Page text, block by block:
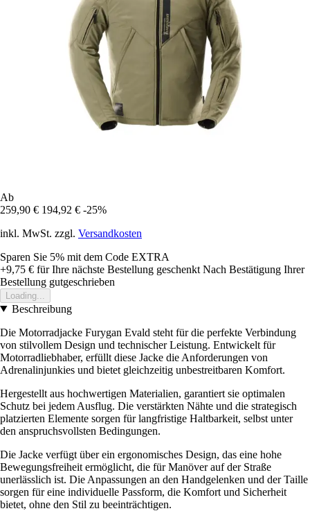
Ab
259,90 € 194,92 € -25%
inkl. MwSt. zzgl. Versandkosten
Sparen Sie 5% mit dem Code EXTRA
+9,75 € für Ihre nächste Bestellung geschenkt Nach Bestätigung Ihrer
Bestellung gutgeschrieben
Loading...
Beschreibung
Die Motorradjacke Furygan Evald steht für die perfekte Verbindung
von stilvollem Design und technischer Leistung. Entwickelt für
Motorradliebhaber, erfüllt diese Jacke die Anforderungen von
Adrenalinjunkies und bietet gleichzeitig unbestreitbaren Komfort.
Hergestellt aus hochwertigen Materialien, garantiert sie optimalen
Schutz bei jedem Ausflug. Die verstärkten Nähte und die strategisch
platzierten Elemente sorgen für langfristige Haltbarkeit, selbst unter
den anspruchsvollsten Bedingungen.
Die Jacke verfügt über ein ergonomisches Design, das eine hohe
Bewegungsfreiheit ermöglicht, die für Manöver auf der Straße
unerlässlich ist. Die Anpassungen an den Handgelenken und der Taille
sorgen für eine individuelle Passform, die Komfort und Sicherheit
bietet, ohne den Stil zu beeinträchtigen.